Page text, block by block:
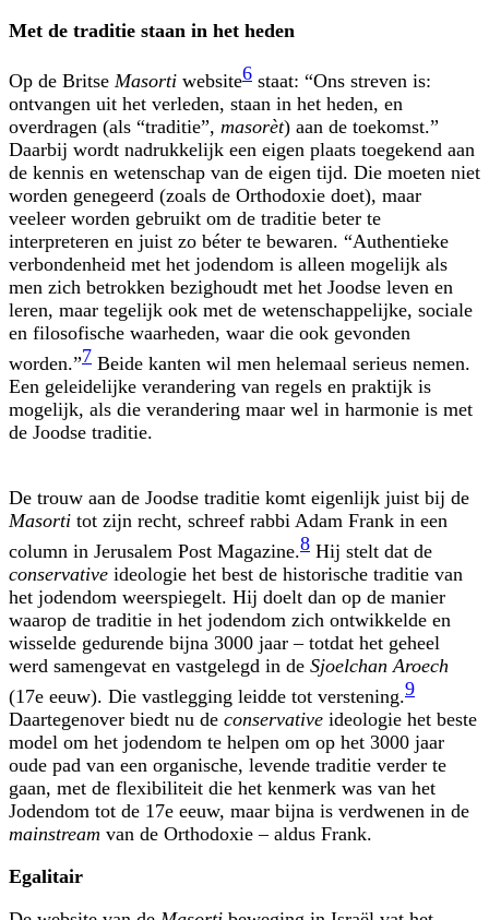
Met de traditie staan in het heden
Op de Britse Masorti website6 staat: “Ons streven is:
ontvangen uit het verleden, staan in het heden, en
overdragen (als “traditie”, masorèt) aan de toekomst.”
Daarbij wordt nadrukkelijk een eigen plaats toegekend aan
de kennis en wetenschap van de eigen tijd. Die moeten niet
worden genegeerd (zoals de Orthodoxie doet), maar
veeleer worden gebruikt om de traditie beter te
interpreteren en juist zo béter te bewaren. “Authentieke
verbondenheid met het jodendom is alleen mogelijk als
men zich betrokken bezighoudt met het Joodse leven en
leren, maar tegelijk ook met de wetenschappelijke, sociale
en filosofische waarheden, waar die ook gevonden
worden.”7 Beide kanten wil men helemaal serieus nemen.
Een geleidelijke verandering van regels en praktijk is
mogelijk, als die verandering maar wel in harmonie is met
de Joodse traditie.
De trouw aan de Joodse traditie komt eigenlijk juist bij de
Masorti tot zijn recht, schreef rabbi Adam Frank in een
column in Jerusalem Post Magazine.8 Hij stelt dat de
conservative ideologie het best de historische traditie van
het jodendom weerspiegelt. Hij doelt dan op de manier
waarop de traditie in het jodendom zich ontwikkelde en
wisselde gedurende bijna 3000 jaar – totdat het geheel
werd samengevat en vastgelegd in de Sjoelchan Aroech
(17e eeuw). Die vastlegging leidde tot verstening.9
Daartegenover biedt nu de conservative ideologie het beste
model om het jodendom te helpen om op het 3000 jaar
oude pad van een organische, levende traditie verder te
gaan, met de flexibiliteit die het kenmerk was van het
Jodendom tot de 17e eeuw, maar bijna is verdwenen in de
mainstream van de Orthodoxie – aldus Frank.
Egalitair